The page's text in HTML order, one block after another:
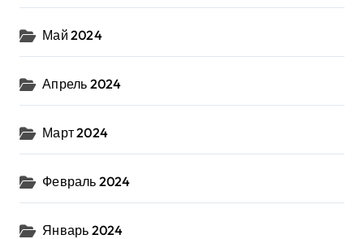
Май 2024
Апрель 2024
Март 2024
Февраль 2024
Январь 2024